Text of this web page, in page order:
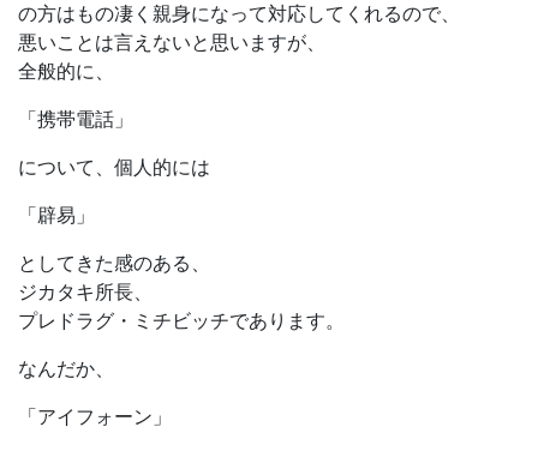
の方はもの凄く親身になって対応してくれるので、
悪いことは言えないと思いますが、
全般的に、
「携帯電話」
について、個人的には
「辟易」
としてきた感のある、
ジカタキ所長、
プレドラグ・ミチビッチであります。
なんだか、
「アイフォーン」